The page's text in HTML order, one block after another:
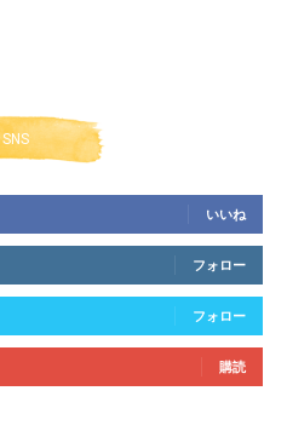
SNS
いいね
フォロー
フォロー
購読